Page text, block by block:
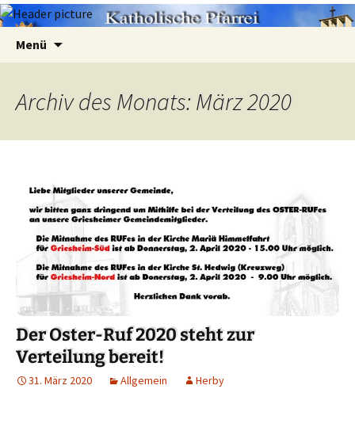
Menü
Archiv des Monats: März 2020
Der Oster-Ruf 2020 steht zur
Verteilung bereit!
31. März 2020 Allgemein Herby